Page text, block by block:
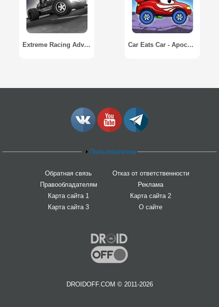
Extreme Racing Adventure Car Eats Car - Apocalypse Racing
Пользователям
Обратная связь
Отказ от ответственности
Правообладателям
Реклама
Карта сайта 1
Карта сайта 2
Карта сайта 3
О сайте
DROIDOFF.COM © 2011-2026